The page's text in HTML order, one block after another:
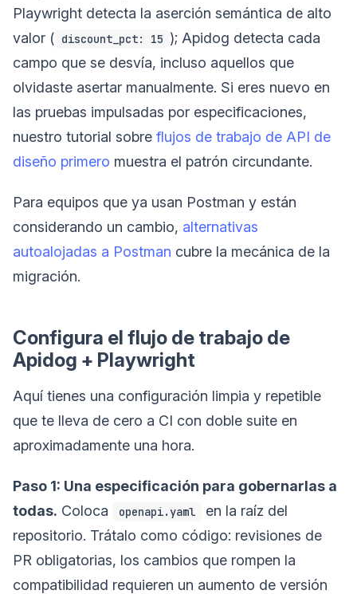
Playwright detecta la aserción semántica de alto
valor ( discount_pct: 15 ); Apidog detecta cada
campo que se desvía, incluso aquellos que
olvidaste asertar manualmente. Si eres nuevo en
las pruebas impulsadas por especificaciones,
nuestro tutorial sobre flujos de trabajo de API de
diseño primero muestra el patrón circundante.
Para equipos que ya usan Postman y están
considerando un cambio, alternativas
autoalojadas a Postman cubre la mecánica de la
migración.
Configura el flujo de trabajo de
Apidog + Playwright
Aquí tienes una configuración limpia y repetible
que te lleva de cero a CI con doble suite en
aproximadamente una hora.
Paso 1: Una especificación para gobernarlas a
todas. Coloca openapi.yaml
en la raíz del
repositorio. Trátalo como código: revisiones de
PR obligatorias, los cambios que rompen la
compatibilidad requieren un aumento de versión